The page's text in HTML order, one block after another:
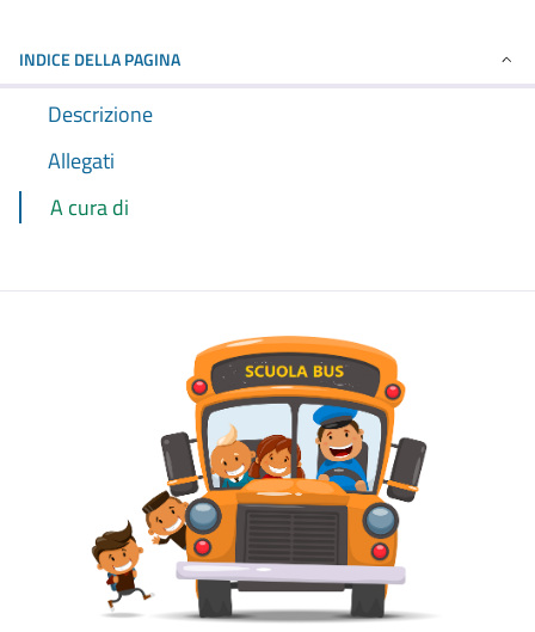
INDICE DELLA PAGINA
Descrizione
Allegati
A cura di